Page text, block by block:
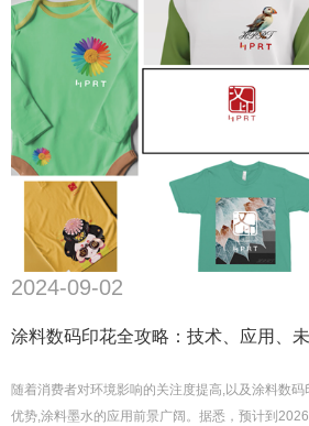
2024-09-02
涂料数码印花全攻略：技术、应用、
随着消费者对环境影响的关注度提高,以及涂料数
优势,涂料墨水的应用前景广阔。据悉，预计到